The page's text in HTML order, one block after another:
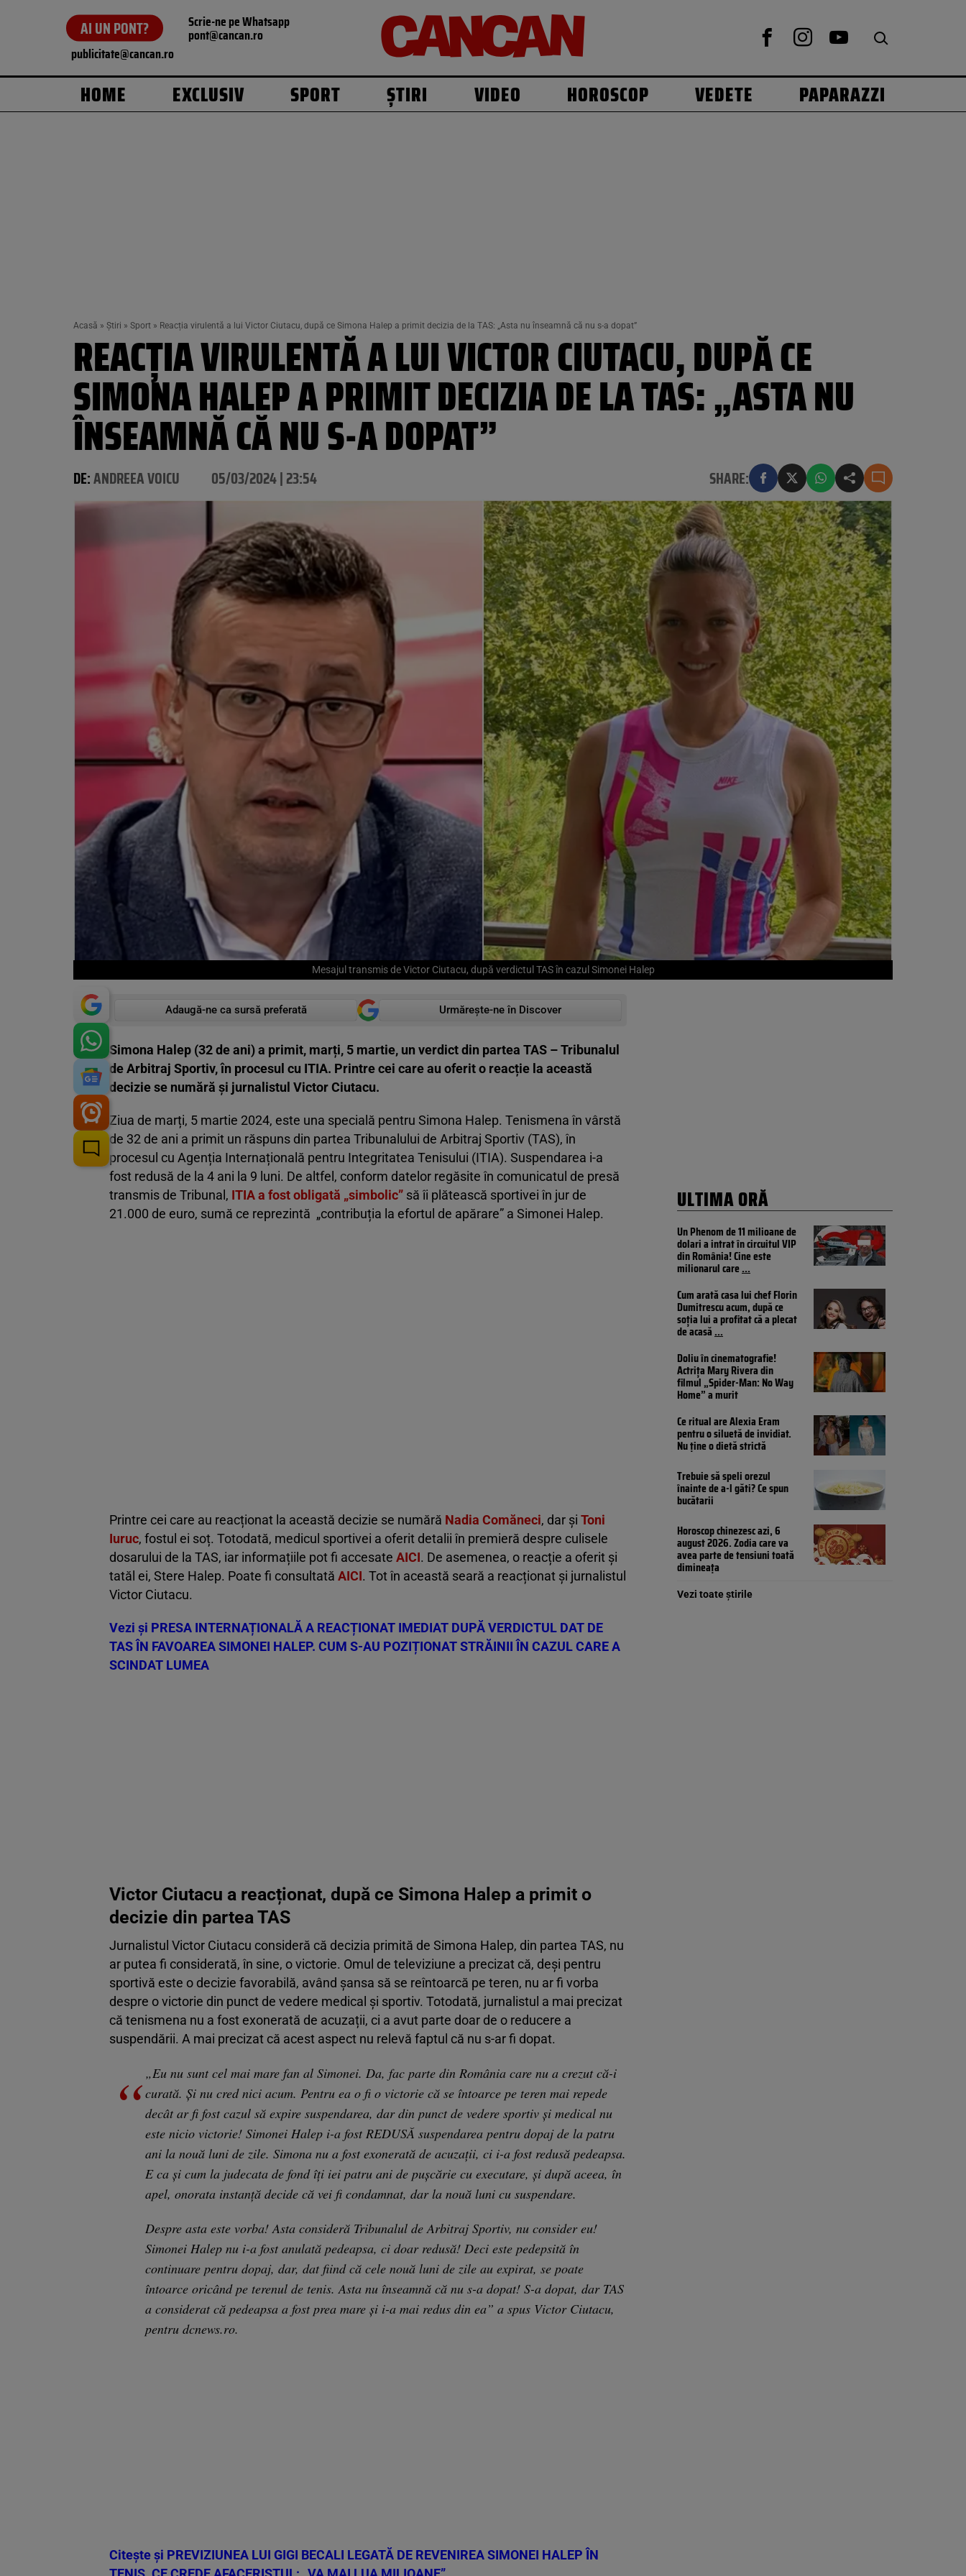
AI UN PONT? Scrie-ne pe Whatsapp
pont@cancan.ro
publicitate@cancan.ro
HOME EXCLUSIV SPORT ȘTIRI VIDEO HOROSCOP VEDETE PAPARAZZI
Acasă » Știri » Sport » Reacția virulentă a lui Victor Ciutacu, după ce Simona Halep a primit decizia de la TAS: „Asta nu înseamnă că nu s-a dopat”
REACȚIA VIRULENTĂ A LUI VICTOR CIUTACU, DUPĂ CE
SIMONA HALEP A PRIMIT DECIZIA DE LA TAS: „ASTA NU
ÎNSEAMNĂ CĂ NU S-A DOPAT”
DE:ANDREEA VOICU 05/03/2024 | 23:54 SHARE:
Mesajul transmis de Victor Ciutacu, după verdictul TAS în cazul Simonei Halep
Adaugă-ne ca sursă preferată Urmărește-ne în Discover
Simona Halep (32 de ani) a primit, marți, 5 martie, un verdict din partea TAS – Tribunalul
de Arbitraj Sportiv, în procesul cu ITIA. Printre cei care au oferit o reacție la această
decizie se numără și jurnalistul Victor Ciutacu.
Ziua de marți, 5 martie 2024, este una specială pentru Simona Halep. Tenismena în vârstă
de 32 de ani a primit un răspuns din partea Tribunalului de Arbitraj Sportiv (TAS), în
procesul cu Agenția Internațională pentru Integritatea Tenisului (ITIA). Suspendarea i-a
fost redusă de la 4 ani la 9 luni. De altfel, conform datelor regăsite în comunicatul de presă
transmis de Tribunal, ITIA a fost obligată „simbolic” să îi plătească sportivei în jur de
21.000 de euro, sumă ce reprezintă „contribuția la efortul de apărare” a Simonei Halep.
Printre cei care au reacționat la această decizie se numără Nadia Comăneci, dar și Toni
Iuruc, fostul ei soț. Totodată, medicul sportivei a oferit detalii în premieră despre culisele
dosarului de la TAS, iar informațiile pot fi accesate AICI. De asemenea, o reacție a oferit și
tatăl ei, Stere Halep. Poate fi consultată AICI. Tot în această seară a reacționat și jurnalistul
Victor Ciutacu.
Vezi și PRESA INTERNAȚIONALĂ A REACȚIONAT IMEDIAT DUPĂ VERDICTUL DAT DE
TAS ÎN FAVOAREA SIMONEI HALEP. CUM S-AU POZIȚIONAT STRĂINII ÎN CAZUL CARE A
SCINDAT LUMEA
Victor Ciutacu a reacționat, după ce Simona Halep a primit o
decizie din partea TAS
Jurnalistul Victor Ciutacu consideră că decizia primită de Simona Halep, din partea TAS, nu
ar putea fi considerată, în sine, o victorie. Omul de televiziune a precizat că, deși pentru
sportivă este o decizie favorabilă, având șansa să se reîntoarcă pe teren, nu ar fi vorba
despre o victorie din punct de vedere medical și sportiv. Totodată, jurnalistul a mai precizat
că tenismena nu a fost exonerată de acuzații, ci a avut parte doar de o reducere a
suspendării. A mai precizat că acest aspect nu relevă faptul că nu s-ar fi dopat.
„Eu nu sunt cel mai mare fan al Simonei. Da, fac parte din România care nu a crezut că-i
curată. Și nu cred nici acum. Pentru ea o fi o victorie că se întoarce pe teren mai repede
decât ar fi fost cazul să expire suspendarea, dar din punct de vedere sportiv și medical nu
este nicio victorie! Simonei Halep i-a fost REDUSĂ suspendarea pentru dopaj de la patru
ani la nouă luni de zile. Simona nu a fost exonerată de acuzații, ci i-a fost redusă pedeapsa.
E ca și cum la judecata de fond îți iei patru ani de pușcărie cu executare, și după aceea, în
apel, onorata instanță decide că vei fi condamnat, dar la nouă luni cu suspendare.
Despre asta este vorba! Asta consideră Tribunalul de Arbitraj Sportiv, nu consider eu!
Simonei Halep nu i-a fost anulată pedeapsa, ci doar redusă! Deci este pedepsită în
continuare pentru dopaj, dar, dat fiind că cele nouă luni de zile au expirat, se poate
întoarce oricând pe terenul de tenis. Asta nu înseamnă că nu s-a dopat! S-a dopat, dar TAS
a considerat că pedeapsa a fost prea mare și i-a mai redus din ea” a spus Victor Ciutacu,
pentru dcnews.ro.
Citește și PREVIZIUNEA LUI GIGI BECALI LEGATĂ DE REVENIREA SIMONEI HALEP ÎN
ULTIMA ORĂ
Un Phenom de 11 milioane de
dolari a intrat în circuitul VIP
din România! Cine este
milionarul care...
Cum arată casa lui chef Florin
Dumitrescu acum, după ce
soția lui a profitat că a plecat
de acasă...
Doliu în cinematografie!
Actrița Mary Rivera din
filmul „Spider-Man: No Way
Home” a murit
Ce ritual are Alexia Eram
pentru o siluetă de invidiat.
Nu ține o dietă strictă
Trebuie să speli orezul
înainte de a-l găti? Ce spun
bucătarii
Horoscop chinezesc azi, 6
august 2026. Zodia care va
avea parte de tensiuni toată
dimineața
Vezi toate știrile